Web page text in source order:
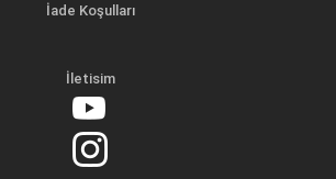
İade Koşulları
İletisim